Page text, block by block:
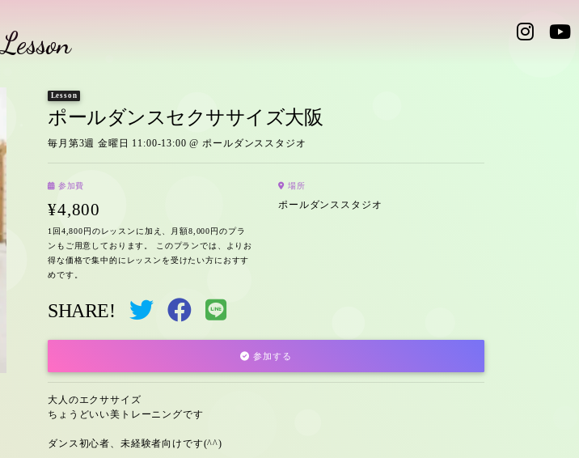
Lesson
Lesson
ポールダンスセクササイズ大阪
毎月第3週 金曜日 11:00-13:00@ ポールダンススタジオ
参加費
¥4,800
1回4,800円のレッスンに加え、月額8,000円のプラ
ンもご用意しております。 このプランでは、よりお
得な価格で集中的にレッスンを受けたい方におすす
めです。
場所
ポールダンススタジオ
SHARE!
参加する
大人のエクササイズ
ちょうどいい美トレーニングです
ダンス初心者、未経験者向けです(^^)